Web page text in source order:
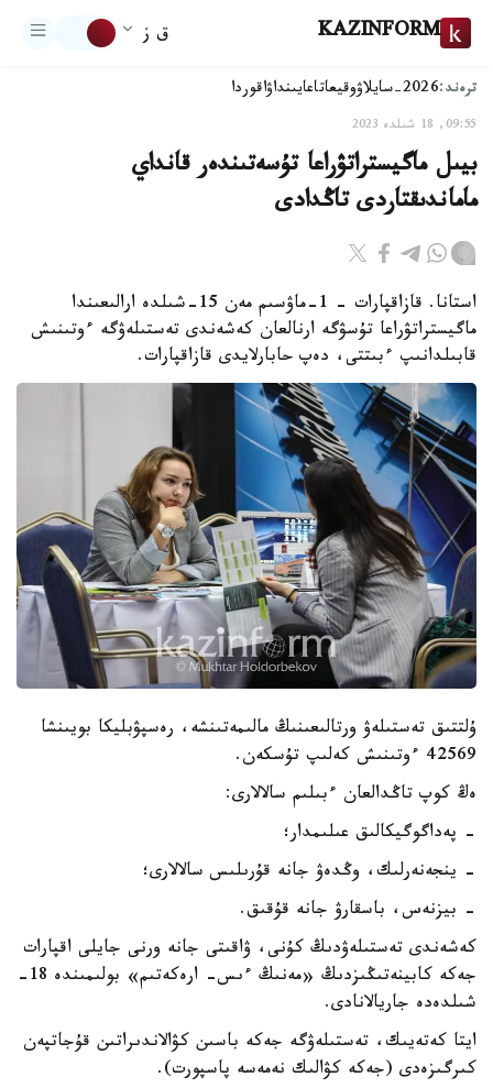
KAZINFORM ق ز
ترەند:2026-سايلاۋ وقيعاتاعايىنداۋاقوردا
09:55, 18 شىلدە 2023
بيىل ماگيستراتۋراعا تۇسەتىندەر قانداي
ماماندىقتاردى تاڭدادى
استانا. قازاقپارات - 1-ماۋسىم مەن 15-شىلدە ارالىعىندا
ماگيستراتۋراعا تۇسۋگە ارنالعان كەشەندى تەستىلەۋگە ءوتىنىش
قابىلدانىپ ءبىتتى، دەپ حابارلايدى قازاقپارات.
ۇلتتىق تەستىلەۋ ورتالىعىنىڭ مالىمەتىنشە، رەسپۋبليكا بويىنشا
42569 ءوتىنىش كەلىپ تۇسكەن.
ەڭ كوپ تاڭدالعان ءبىلىم سالالارى:
- پەداگوگيكالىق عىلىمدار؛
- ينجەنەرلىك، وڭدەۋ جانە قۇرىلىس سالالارى؛
- بيزنەس، باسقارۋ جانە قۇقىق.
كەشەندى تەستىلەۋدىڭ كۇنى، ۋاقىتى جانە ورنى جايلى اقپارات
جەكە كابينەتىڭىزدىڭ «مەنىڭ ءىس- ارەكەتىم» بولىمىندە 18-
شىلدەدە جاريالانادى.
ايتا كەتەيىك، تەستىلەۋگە جەكە باسىن كۋالاندىراتىن قۇجاتپەن
كىرگىزەدى (جەكە كۋالىك نەمەسە پاسپورت).